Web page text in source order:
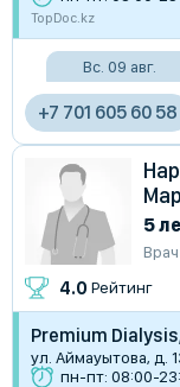
TopDoc.kz
Вс. 09 авг.
+7 701 605 60 58
5
4.0 Рейтинг
Premium
ул. Аймауытова, д.
пн-пт: 08:00-